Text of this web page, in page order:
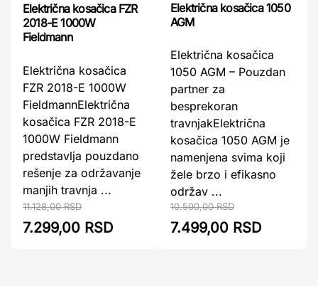
Električna kosačica FZR
2018-E 1000W
Fieldmann
Električna kosačica
FZR 2018-E 1000W
FieldmannElektrična
kosačica FZR 2018-E
1000W Fieldmann
predstavlja pouzdano
rešenje za održavanje
manjih travnja ...
11.128,00 RSD
7.299,00 RSD
Električna kosačica 1050
AGM
Električna kosačica
1050 AGM – Pouzdan
partner za
besprekoran
travnjakElektrična
kosačica 1050 AGM je
namenjena svima koji
žele brzo i efikasno
održav ...
10.500,00 RSD
7.499,00 RSD